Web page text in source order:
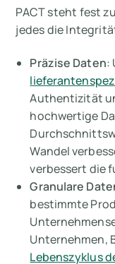
PACT steht fest
jedes die
Präzise Daten:
Authentizität
hochwertige
Wandel
verbessert die
Granulare
bestimmte
Unternehmen,
Lebenszyklus